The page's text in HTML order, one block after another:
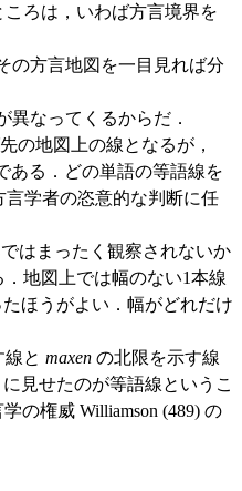
ろは，いわば方言境界を
の方言地図を一目見れば分
なってくるからだ．
の地図上の線となるが，
ある．どの単語の等語線を
学者の恣意的な判断に任
はまったく観察されないか
地図上では幅のない1本線
ほうがよい．幅がどれだけ
と maxen の北限を示す線
見せたのが等語線というこ
の権威 Williamson (489) の